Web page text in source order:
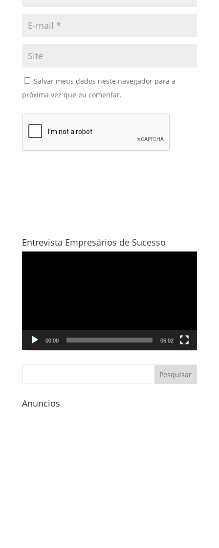
Salvar meus dados neste navegador para a
próxima vez que eu comentar.
Entrevista Empresários de Sucesso
00:00 06:02
Anuncios